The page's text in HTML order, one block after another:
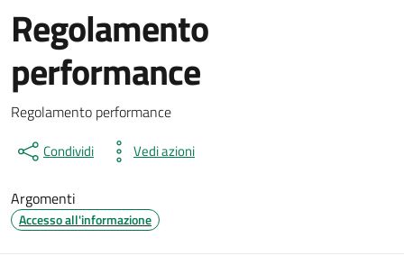
Regolamento
performance
Dettagli del documento
Regolamento performance
Condividi Vedi azioni
Argomenti
Accesso all'informazione